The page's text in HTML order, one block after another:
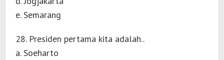
e. Semarang
28. Presiden pertama kita adalah..
a. Soeharto